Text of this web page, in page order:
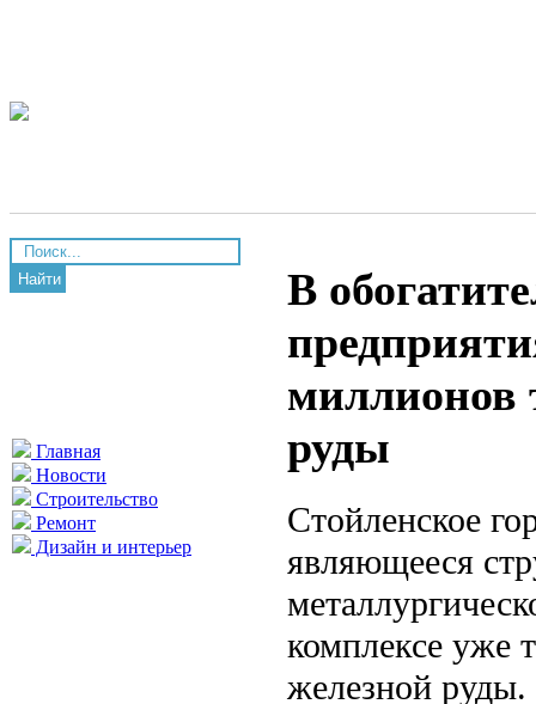
Найти
Главная
Новости
Строительство
Ремонт
Дизайн и интерьер
В
миллионов
руды
Стойленское
являющееся
комплексе уже
железной руды.